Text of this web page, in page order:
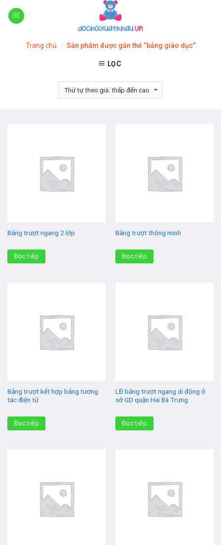
Skip
Trang chủ / Sản phẩm được gắn thẻ “bảng giáo dục”
LỌC
Bảng trượt ngang 2 lớp
Đọc tiếp
Bảng trượt thông minh
Đọc tiếp
Bảng trượt kết hợp bảng tương
tác điện tử
Đọc tiếp
LĐ bảng trượt ngang di động ở
sở GD quận Hai Bà Trưng
Đọc tiếp